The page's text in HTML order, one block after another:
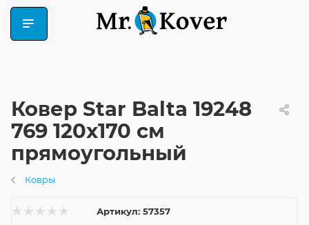
Ковер Star Balta 19248
769 120x170 см
прямоугольный
Ковры
Артикул: 57357